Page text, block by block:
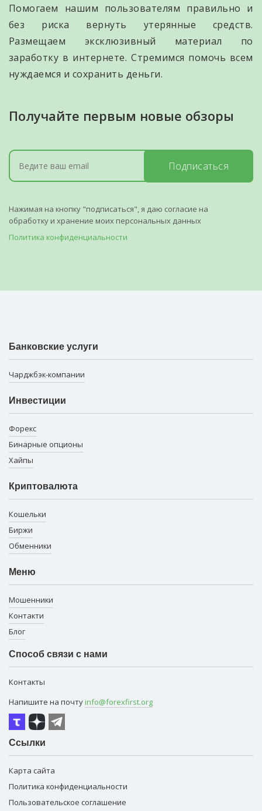
Помогаем нашим пользователям правильно и
без риска вернуть утерянные средств.
Размещаем эксклюзивный материал по
заработку в интернете. Стремимся помочь всем
нуждаемся и сохранить деньги.
Получайте первым новые обзоры
Подписаться
Нажимая на кнопку "подписаться", я даю согласие на
обработку и хранение моих персональных данных
Политика конфиденциальности
Банковские услуги
Чарджбэк-компании
Инвестиции
Форекс
Бинарные опционы
Хайпы
Криптовалюта
Кошельки
Биржи
Обменники
Меню
Мошенники
Контакти
Блог
Способ связи с нами
Контакты
Напишите на почту info@forexfirst.org
Ссылки
Карта сайта
Политика конфиденциальности
Пользовательское соглашение